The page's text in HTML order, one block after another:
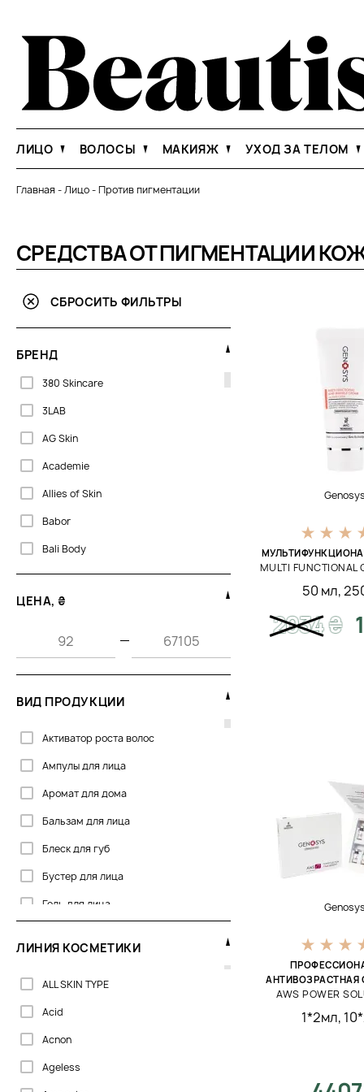
ЛИЦО ВОЛОСЫ МАКИЯЖ УХОД ЗА ТЕЛОМ
Главная -Лицо-Против пигментации
СРЕДСТВА ОТ ПИГМЕНТАЦИИ
СБРОСИТЬ ФИЛЬТРЫ
БРЕНД
380 Skincare
3LAB
AG Skin
Academie
Allies of Skin
Babor
Bali Body
Beaute Mediterranea
Bella Aura
Biogena
Celenes
Clarena
Colorescience
Cosmetics 27
Dermalogica
Dermaskill
DoTERRA
Dr.Spiller
Embryolisse
Erborian
GIGI
ЦЕНА, ₴
—
ВИД ПРОДУКЦИИ
Активатор роста волос
Ампулы для лица
Аромат для дома
Бальзам для лица
Блеск для губ
Бустер для лица
Гель для лица
Капли для лица
Капсулы для лица
Кисть
Концентрат
ЛИНИЯ КОСМЕТИКИ
ALL SKIN TYPE
Acid
Acnon
Ageless
Genosys
MULTI FUNCTIONAL
50 мл,
2034₴
Genosys
АНТИВОЗРАСТНАЯ
AWS POWER
1*2мл,